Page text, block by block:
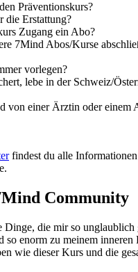
Präventionskurs?
die Erstattung?
Zugang ein Abo?
7Mind Abos/Kurse
vorlegen?
lebe in der Schweiz/
von einer Ärztin oder einem
findest du alle
Community
Dinge, die mir so unglaublich
so enorm zu meinem inneren
wie dieser Kurs und die